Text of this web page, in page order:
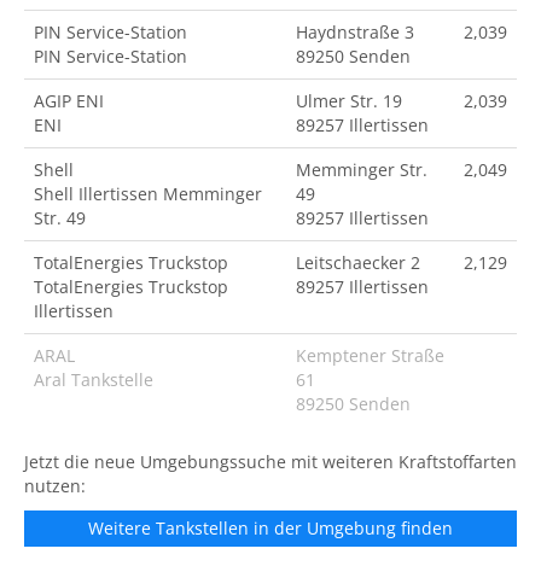
PIN Service-Station
PIN Service-Station
Haydnstraße 3
89250 Senden
2,039
AGIP ENI
ENI
Ulmer Str. 19
89257 Illertissen
2,039
Shell
Shell Illertissen Memminger
Str. 49
Memminger Str.
49
89257 Illertissen
2,049
TotalEnergies Truckstop
TotalEnergies Truckstop
Illertissen
Leitschaecker 2
89257 Illertissen
2,129
ARAL
Aral Tankstelle
Kemptener Straße
61
89250 Senden
Jetzt die neue Umgebungssuche mit weiteren Kraftstoffarten
nutzen:
Weitere Tankstellen in der Umgebung finden